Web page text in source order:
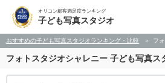
オリコン顧客満足度ランキング
子ども写真スタジオ
おすすめの子ども写真スタジオランキング・比較 フ
フォトスタジオシャレニー 子ども写真ス